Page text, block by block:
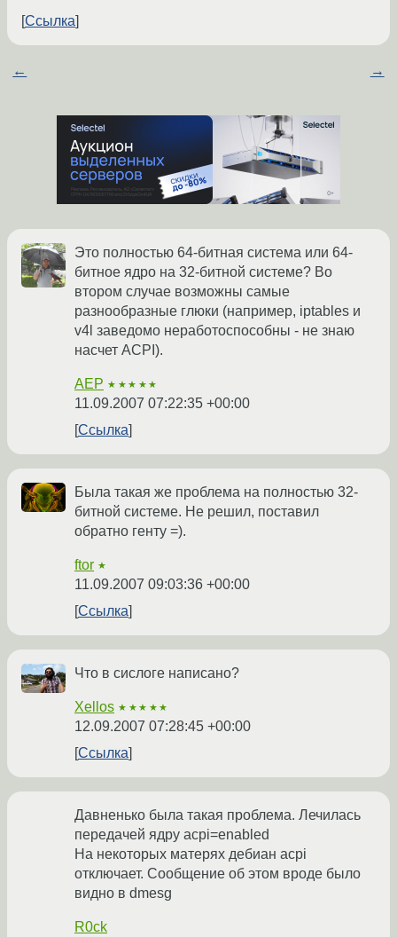
Ссылка
← →
Это полностью 64-битная система или 64-
битное ядро на 32-битной системе? Во
втором случае возможны самые
разнообразные глюки (например, iptables и
v4l заведомо неработоспособны - не знаю
насчет ACPI).
AEP ★★★★★
11.09.2007 07:22:35 +00:00
Ссылка
Была такая же проблема на полностью 32-
битной системе. Не решил, поставил
обратно генту =).
ftor ★
11.09.2007 09:03:36 +00:00
Ссылка
Что в сислоге написано?
Xellos ★★★★★
12.09.2007 07:28:45 +00:00
Ссылка
Давненько была такая проблема. Лечилась
передачей ядру acpi=enabled
На некоторых матерях дебиан acpi
отключает. Сообщение об этом вроде было
видно в dmesg
R0ck